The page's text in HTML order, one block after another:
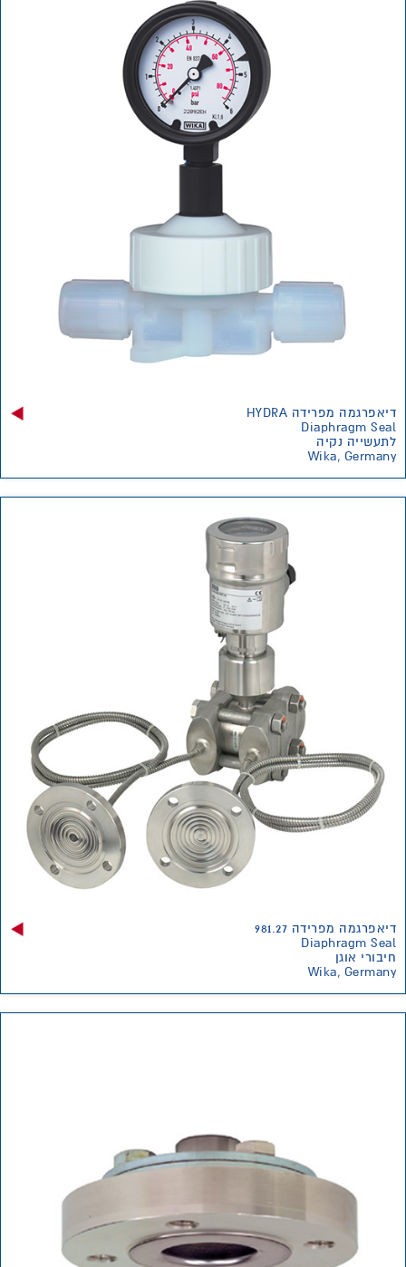
דיאפרגמה מפרידה HYDRA
Diaphragm Seal
לתעשייה נקיה
Wika, Germany
דיאפרגמה מפרידה 981.27
Diaphragm Seal
חיבורי אוגן
Wika, Germany